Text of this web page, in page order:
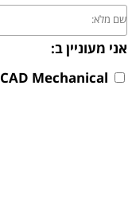
שם
אני מעוניין ב:
Mechanical